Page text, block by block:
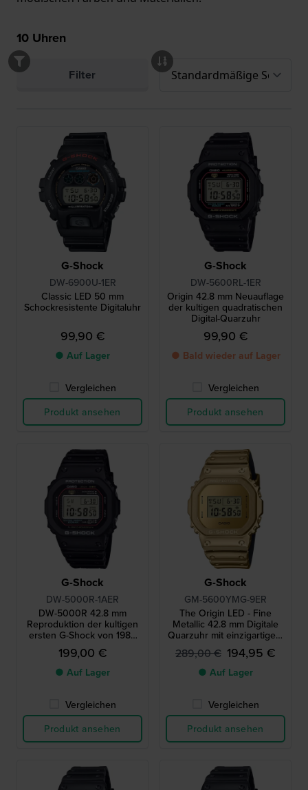
10 Uhren
Filter
G-Shock
DW-6900U-1ER
Classic LED 50 mm
Schockresistente Digitaluhr
99,90 €
● Auf Lager
Vergleichen
Produkt ansehen
G-Shock
DW-5600RL-1ER
Origin 42.8 mm Neuauflage
der kultigen quadratischen
Digital-Quarzuhr
99,90 €
● Bald wieder auf Lager
Vergleichen
Produkt ansehen
G-Shock
DW-5000R-1AER
DW-5000R 42.8 mm
Reproduktion der kultigen
ersten G-Shock von 1983
mit Stahlgehäuse
199,00 €
● Auf Lager
Vergleichen
Produkt ansehen
G-Shock
GM-5600YMG-9ER
The Origin LED - Fine
Metallic 42.8 mm Digitale
Quarzuhr mit einzigartigem
Silikonarmband in
Metalloptik
289,00 € 194,95 €
● Auf Lager
Vergleichen
Produkt ansehen